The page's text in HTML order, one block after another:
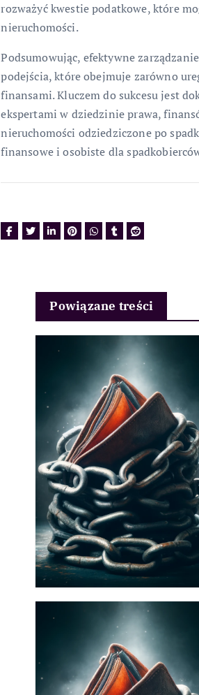
rozważyć kwestie podatkowe, które
nieruchomości.
Podsumowując, efektywne
podejścia, które obejmuje zarówno
finansami. Kluczem do sukcesu jest
ekspertami w dziedzinie prawa,
nieruchomości odziedziczone po
finansowe i osobiste dla
Powiązane treści